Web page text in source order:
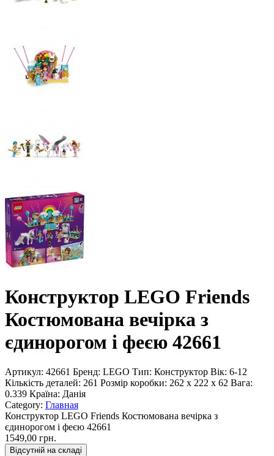
Конструктор LEGO Friends
Костюмована вечірка з
єдинорогом і феєю 42661
Артикул: 42661 Бренд: LEGO Тип: Конструктор Вік: 6-12
Кількість деталей: 261 Розмір коробки: 262 x 222 x 62 Вага:
0.339 Країна: Данія
Category: Главная
Конструктор LEGO Friends Костюмована вечірка з
єдинорогом і феєю 42661
1549,00 грн.
Відсутній на складі